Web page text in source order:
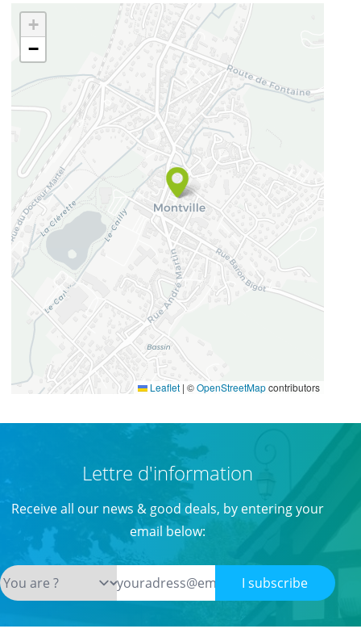
49.5483102
+
−
Leaflet | ©OpenStreetMapcontributors
Lettre d'information
Receive all our news & good deals, by entering your
email below:
I subscribe